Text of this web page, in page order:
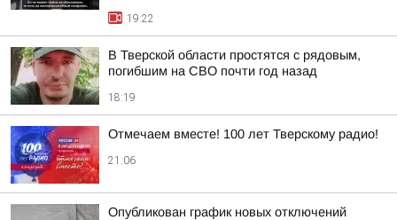
19:22
В Тверской области простятся с рядовым,
погибшим на СВО почти год назад
18:19
Отмечаем вместе! 100 лет Тверскому радио!
21:06
Опубликован график новых отключений